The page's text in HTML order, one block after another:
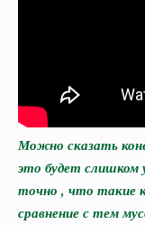
Можно сказать
это будет
точно , что такие
сравнение с тем